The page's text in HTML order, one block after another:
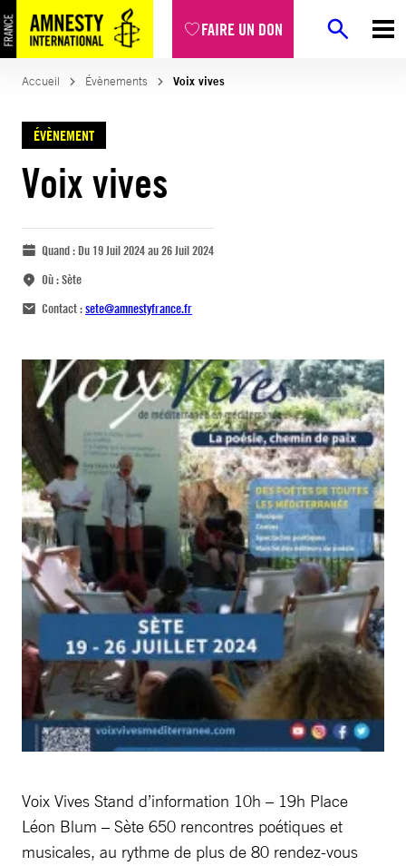
FAIRE UN DON
Accueil Évènements Voix vives
ÉVÈNEMENT
Voix vives
Quand :Du 19 Juil 2024 au 26 Juil 2024
Où :Sète
Contact :sete@amnestyfrance.fr
Voix Vives Stand d’information 10h – 19h Place
Léon Blum – Sète 650 rencontres poétiques et
musicales, au rythme de plus de 80 rendez-vous